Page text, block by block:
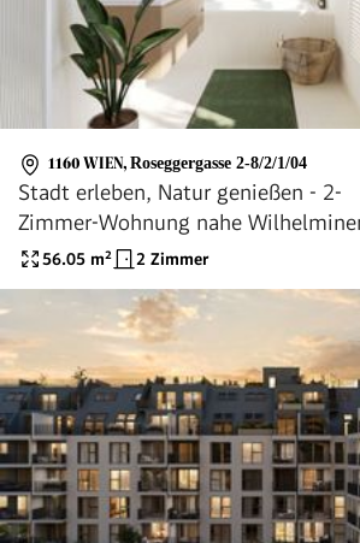
1160 WIEN, Roseggergasse 2-8/2/1/04
Stadt erleben, Natur genießen - 2-
Zimmer-Wohnung nahe
56.05 m² 2 Zimmer